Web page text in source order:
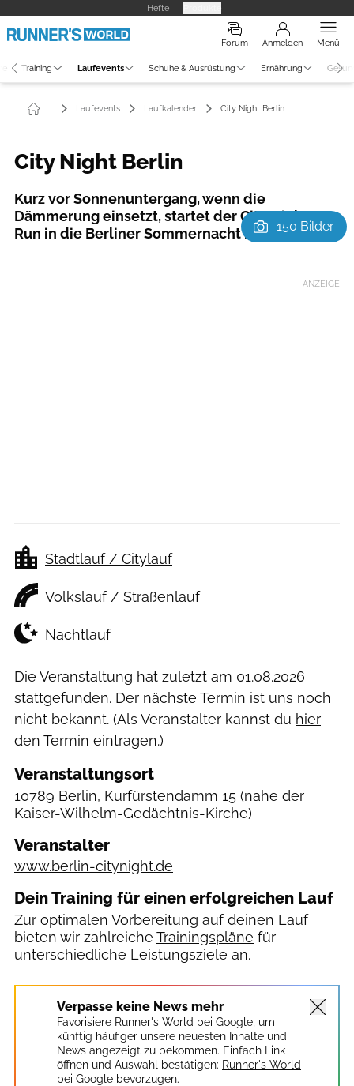
Hefte
Forum Anmelden Menü
Training Laufevents Schuhe & Ausrüstung Ernährung
Laufevents Laufkalender City Night Berlin
City Night Berlin
Kurz vor Sonnenuntergang, wenn die
Dämmerung einsetzt, startet der City Night-
Run in die Berliner Sommernacht hinein.150 Bilder
ANZEIGE
Stadtlauf / Citylauf
Volkslauf / Straßenlauf
Nachtlauf
Die Veranstaltung hat zuletzt am 01.08.2026
stattgefunden. Der nächste Termin ist uns noch
nicht bekannt. (Als Veranstalter kannst du hier
den Termin eintragen.)
Veranstaltungsort
10789 Berlin, Kurfürstendamm 15 (nahe der
Kaiser-Wilhelm-Gedächtnis-Kirche)
Veranstalter
www.berlin-citynight.de
Dein Training für einen erfolgreichen Lauf
Zur optimalen Vorbereitung auf deinen Lauf
bieten wir zahlreiche Trainingspläne für
unterschiedliche Leistungsziele an.
Verpasse keine News mehr
Favorisiere Runner's World bei Google, um
künftig häufiger unsere neuesten Inhalte und
News angezeigt zu bekommen. Einfach Link
öffnen und Auswahl bestätigen: Runner's World
bei Google bevorzugen.